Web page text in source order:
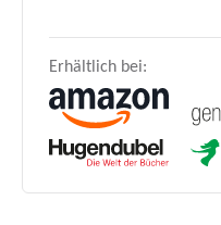
Erhältlich bei: